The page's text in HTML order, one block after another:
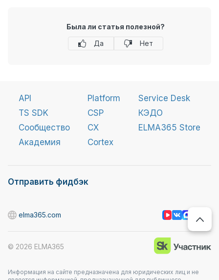
Была ли статья полезной?
Да
Нет
API
TS SDK
Сообщество
Академия
Platform
CSP
CX
Cortex
Service Desk
КЭДО
ELMA365 Store
Отправить фидбэк
Информация на сайте предназначена для юридических лиц и не
© 2026 ELMA365
elma365.com